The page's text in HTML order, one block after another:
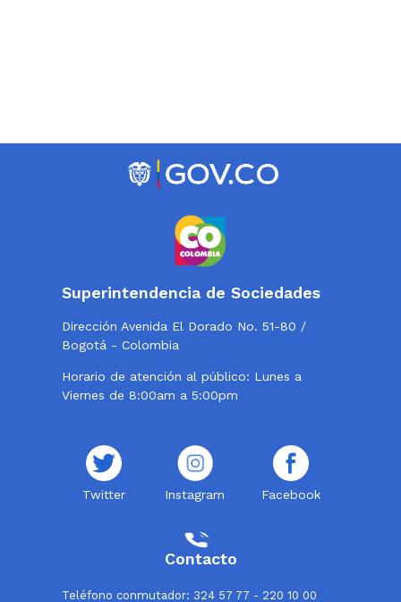
Superintendencia de Sociedades
Dirección Avenida El Dorado No. 51-80 /
Bogotá - Colombia
Horario de atención al público: Lunes a
Viernes de 8:00am a 5:00pm
Twitter Instagram Facebook
Contacto
Teléfono conmutador: 324 57 77 - 220 10 00